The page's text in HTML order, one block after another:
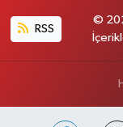
RSS
©